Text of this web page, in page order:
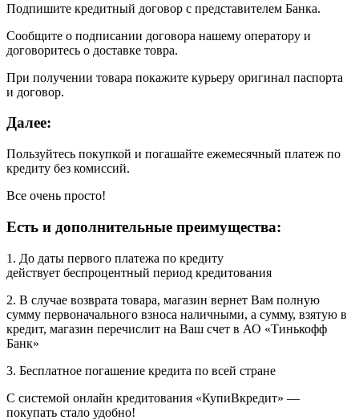
Подпишите кредитный договор с представителем Банка.
Сообщите о подписании договора нашему оператору и
договоритесь о доставке товра.
При получении товара покажите курьеру оригинал паспорта
и договор.
Далее:
Пользуйтесь покупкой и погашайте ежемесячный платеж по
кредиту без комиссий.
Все очень просто!
Есть и дополнительные преимущества:
1. До даты первого платежа по кредиту
действует беспроцентный период кредитования
2. В случае возврата товара, магазин вернет Вам полную
сумму первоначального взноса наличными, а сумму, взятую в
кредит, магазин перечислит на Ваш счет в АО «Тинькофф
Банк»
3. Бесплатное погашение кредита по всей стране
С системой онлайн кредитования «КупиВкредит» —
покупать стало удобно!